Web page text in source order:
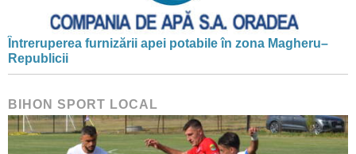
Întreruperea furnizării apei potabile în zona Magheru–
Republicii
BIHON SPORT LOCAL